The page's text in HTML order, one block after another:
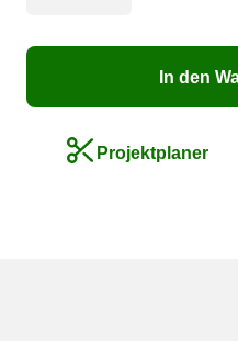
In den
Projektplaner